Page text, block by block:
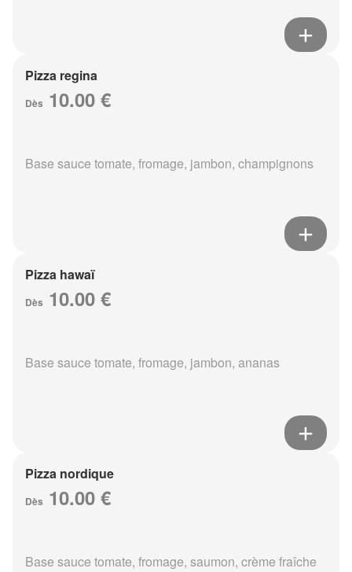
Pizza regina
Dès 10.00 €
Base sauce tomate, fromage, jambon, champignons
Pizza hawaï
Dès 10.00 €
Base sauce tomate, fromage, jambon, ananas
Pizza nordique
Dès 10.00 €
Base sauce tomate, fromage, saumon, crème fraîche